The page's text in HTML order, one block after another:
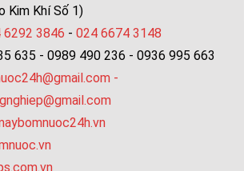
Kim Khí Số 1)
6292 3846 - 024 6674 3148
635 - 0989 490 236 - 0936 995 663
-